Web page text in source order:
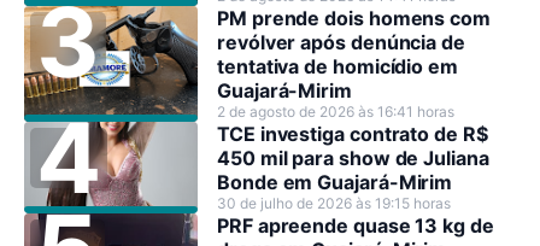
PM prende dois homens com
revólver após denúncia de
tentativa de homicídio em
Guajará-Mirim
2 de agosto de 2026 às 16:41 horas
TCE investiga contrato de R$
450 mil para show de Juliana
Bonde em Guajará-Mirim
30 de julho de 2026 às 19:15 horas
PRF apreende quase 13 kg de